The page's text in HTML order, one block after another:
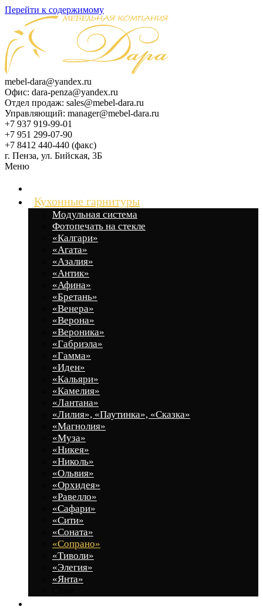
Перейти к содержимому
mebel-dara@yandex.ru
Офис: dara-penza@yandex.ru
Отдел продаж: sales@mebel-dara.ru
Управляющий: manager@mebel-dara.ru
+7 937 919-99-01
+7 951 299-07-90
+7 8412 440-440 (факс)
г. Пенза, ул. Бийская, 3Б
Меню
Кухонные гарнитуры
Модульная система
Фотопечать на стекле
«Калгари»
«Агата»
«Азалия»
«Антик»
«Афина»
«Бретань»
«Венера»
«Верона»
«Вероника»
«Габриэла»
«Гамма»
«Иден»
«Кальяри»
«Камелия»
«Лантана»
«Лилия», «Паутинка», «Сказка»
«Магнолия»
«Муза»
«Никея»
«Николь»
«Ольвия»
«Орхидея»
«Равелло»
«Сафари»
«Сити»
«Соната»
«Сопрано»
«Тиволи»
«Элегия»
«Янта»